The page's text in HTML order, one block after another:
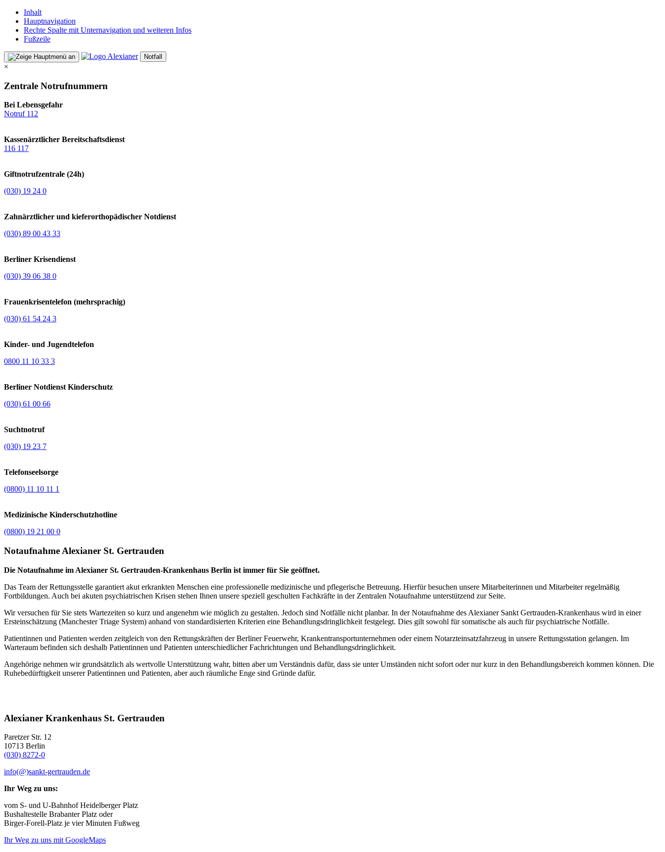
Inhalt
Hauptnavigation
Rechte Spalte mit Unternavigation und weiteren Infos
Fußzeile
Notfall
×
Zentrale Notrufnummern
Bei Lebensgefahr
Notruf 112
Kassenärztlicher Bereitschaftsdienst
116 117
Giftnotrufzentrale (24h)
(030) 19 24 0
Zahnärztlicher und kieferorthopädischer Notdienst
(030) 89 00 43 33
Berliner Krisendienst
(030) 39 06 38 0
Frauenkrisentelefon (mehrsprachig)
(030) 61 54 24 3
Kinder- und Jugendtelefon
0800 11 10 33 3
Berliner Notdienst Kinderschutz
(030) 61 00 66
Suchtnotruf
(030) 19 23 7
Telefonseelsorge
(0800) 11 10 11 1
Medizinische Kinderschutzhotline
(0800) 19 21 00 0
Notaufnahme Alexianer St. Gertrauden
Die Notaufnahme im Alexianer St. Gertrauden-Krankenhaus Berlin ist immer für Sie geöffnet.
Das Team der Rettungsstelle garantiert akut erkrankten Menschen eine professionelle medizinische und pflegerische Betreuung. Hierfür besuchen unsere Mitarbeiterinnen und Mitarbeiter regelmäßig
Fortbildungen. Auch bei akuten psychiatrischen Krisen stehen Ihnen unsere speziell geschulten Fachkräfte in der Zentralen Notaufnahme unterstützend zur Seite.
Wir versuchen für Sie stets Wartezeiten so kurz und angenehm wie möglich zu gestalten. Jedoch sind Notfälle nicht planbar. In der Notaufnahme des Alexianer Sankt Gertrauden-Krankenhaus wird in einer
Ersteinschätzung (Manchester Triage System) anhand von standardisierten Kriterien eine Behandlungsdringlichkeit festgelegt. Dies gilt sowohl für somatische als auch für psychiatrische Notfälle.
Patientinnen und Patienten werden zeitgleich von den Rettungskräften der Berliner Feuerwehr, Krankentransportunternehmen oder einem Notarzteinsatzfahrzeug in unsere Rettungsstation gelangen. Im
Warteraum befinden sich deshalb Patientinnen und Patienten unterschiedlicher Fachrichtungen und Behandlungsdringlichkeit.
Angehörige nehmen wir grundsätzlich als wertvolle Unterstützung wahr, bitten aber um Verständnis dafür, dass sie unter Umständen nicht sofort oder nur kurz in den Behandlungsbereich kommen können. Die
Ruhebedürftigkeit unserer Patientinnen und Patienten, aber auch räumliche Enge sind Gründe dafür.
Alexianer Krankenhaus St. Gertrauden
Paretzer Str. 12
10713 Berlin
(030) 8272-0
info(@)sankt-gertrauden.de
Ihr Weg zu uns:
vom S- und U-Bahnhof Heidelberger Platz
Bushaltestelle Brabanter Platz oder
Birger-Forell-Platz je vier Minuten Fußweg
Ihr Weg zu uns mit GoogleMaps